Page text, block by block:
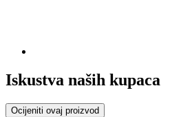
Iskustva naših kupaca
Ocijeniti ovaj proizvod